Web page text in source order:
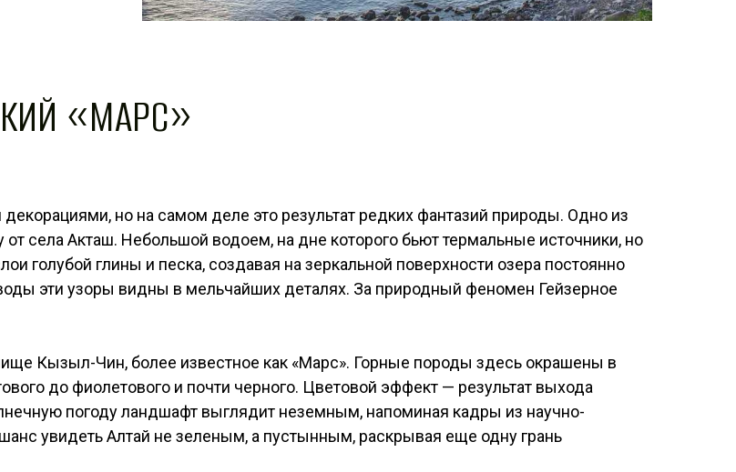
«МАРС»
но на самом деле это результат редких фантазий природы. Одно из
села Акташ. Небольшой водоем, на дне которого бьют термальные источники, но
голубой глины и песка, создавая на зеркальной поверхности озера постоянно
эти узоры видны в мельчайших деталях. За природный феномен Гейзерное
Кызыл-Чин, более известное как «Марс». Горные породы здесь окрашены в
до фиолетового и почти черного. Цветовой эффект — результат выхода
погоду ландшафт выглядит неземным, напоминая кадры из научно-
увидеть Алтай не зеленым, а пустынным, раскрывая еще одну грань